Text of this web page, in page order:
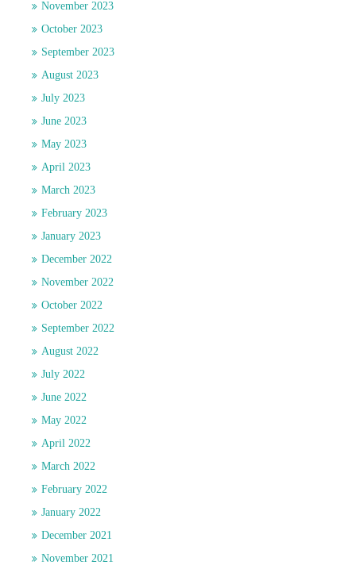
November 2023
October 2023
September 2023
August 2023
July 2023
June 2023
May 2023
April 2023
March 2023
February 2023
January 2023
December 2022
November 2022
October 2022
September 2022
August 2022
July 2022
June 2022
May 2022
April 2022
March 2022
February 2022
January 2022
December 2021
November 2021